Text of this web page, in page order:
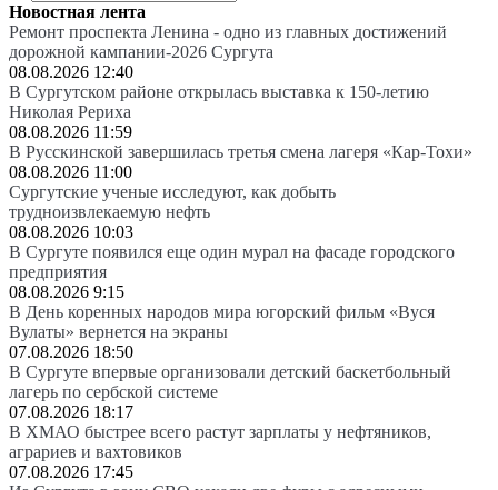
Новостная лента
Ремонт проспекта Ленина - одно из главных достижений
дорожной кампании-2026 Сургута
08.08.2026 12:40
В Сургутском районе открылась выставка к 150-летию
Николая Рериха
08.08.2026 11:59
В Русскинской завершилась третья смена лагеря «Кар-Тохи»
08.08.2026 11:00
Сургутские ученые исследуют, как добыть
трудноизвлекаемую нефть
08.08.2026 10:03
В Сургуте появился еще один мурал на фасаде городского
предприятия
08.08.2026 9:15
В День коренных народов мира югорский фильм «Вуся
Вулаты» вернется на экраны
07.08.2026 18:50
В Сургуте впервые организовали детский баскетбольный
лагерь по сербской системе
07.08.2026 18:17
В ХМАО быстрее всего растут зарплаты у нефтяников,
аграриев и вахтовиков
07.08.2026 17:45